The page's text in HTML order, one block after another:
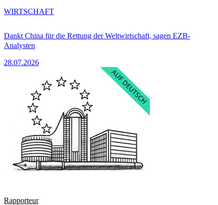
Dankt China für die Rettung der Weltwirtschaft, sagen EZB-
Analysten
28.07.2026
WIRTSCHAFT
Rapporteur